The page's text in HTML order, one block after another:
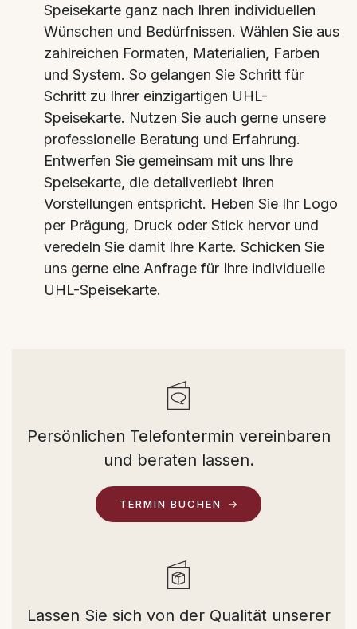
Speisekarte ganz nach Ihren individuellen
Wünschen und Bedürfnissen. Wählen Sie aus
zahlreichen Formaten, Materialien, Farben
und System. So gelangen Sie Schritt für
Schritt zu Ihrer einzigartigen UHL-
Speisekarte. Nutzen Sie auch gerne unsere
professionelle Beratung und Erfahrung.
Entwerfen Sie gemeinsam mit uns Ihre
Speisekarte, die detailverliebt Ihren
Vorstellungen entspricht. Heben Sie Ihr Logo
per Prägung, Druck oder Stick hervor und
veredeln Sie damit Ihre Karte. Schicken Sie
uns gerne eine Anfrage für Ihre individuelle
UHL-Speisekarte.
Persönlichen Telefontermin vereinbaren
und beraten lassen.
TERMIN BUCHEN
Lassen Sie sich von der Qualität unserer